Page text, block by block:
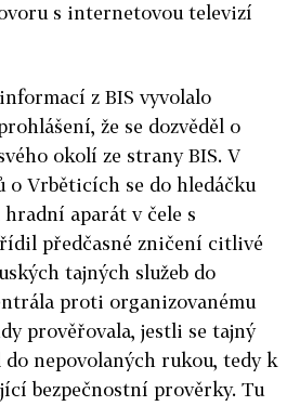
s internetovou televizí
z BIS vyvolalo
že se dozvěděl o
okolí ze strany BIS. V
o Vrběticích se do hledáčku
aparát v čele s
předčasné zničení citlivé
tajných služeb do
proti organizovanému
prověřovala, jestli se tajný
nepovolaných rukou, tedy k
bezpečnostní prověrky. Tu